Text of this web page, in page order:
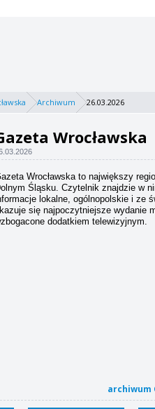
Archiwum 26.03.2026
Wrocławska
Wrocławska to największy
Śląsku. Czytelnik znajdzie w
lokalne, ogólnopolskie i ze
się najpoczytniejsze wydanie
dodatkiem telewizyjnym.
archiwum